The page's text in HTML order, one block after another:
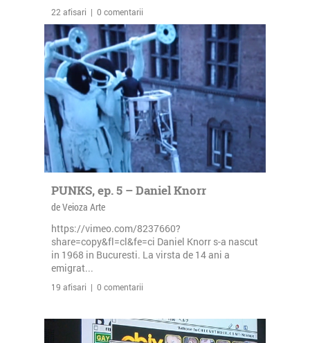
22 afisari | 0 comentarii
PUNKS, ep. 5 – Daniel Knorr
de Veioza Arte
https://vimeo.com/8237660?
share=copy&fl=cl&fe=ci Daniel Knorr s-a nascut
in 1968 in Bucuresti. La virsta de 14 ani a
emigrat...
19 afisari | 0 comentarii